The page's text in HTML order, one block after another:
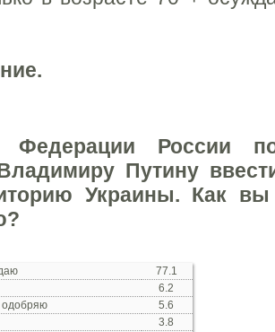
Федерации России
Путину
Украины. Как вы
?
77.1
6.2
одобряю
5.6
3.8